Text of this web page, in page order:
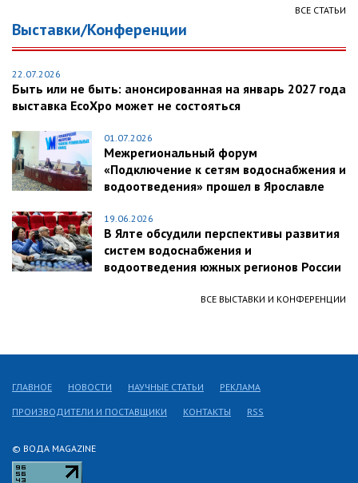
ВСЕ СТАТЬИ
Выставки/Конференции
22.07.2026
Быть или не быть: анонсированная на январь 2027 года
выставка EcoXpo может не состояться
01.07.2026
Межрегиональный форум
«Подключение к сетям водоснабжения и
водоотведения» прошел в Ярославле
19.06.2026
В Ялте обсудили перспективы развития
систем водоснабжения и
водоотведения южных регионов России
ВСЕ ВЫСТАВКИ И КОНФЕРЕНЦИИ
© ВОДА MAGAZINE
ГЛАВНОЕ НОВОСТИ НАУЧНЫЕ СТАТЬИ РЕКЛАМА
ПРОИЗВОДИТЕЛИ И ПОСТАВЩИКИ КОНТАКТЫ RSS